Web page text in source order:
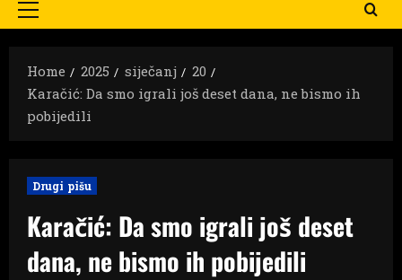
Primary
Home
2025 siječanj
20
Karačić: Da smo igrali još deset dana, ne bismo ih
pobijedili
Drugi pišu
Karačić: Da smo igrali još deset
dana, ne bismo ih pobijedili